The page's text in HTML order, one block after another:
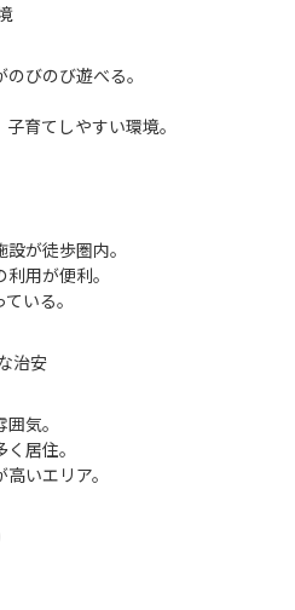
びのび遊べる。
育てしやすい環境。
が徒歩圏内。
用が便利。
いる。
治安
気。
居住。
いエリア。